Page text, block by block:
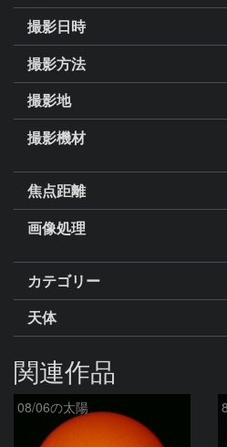
撮影日時
撮影方法
撮影地
撮影機材
焦点距離
画像処理
カテゴリー
天体
関連作品
08/06の太陽